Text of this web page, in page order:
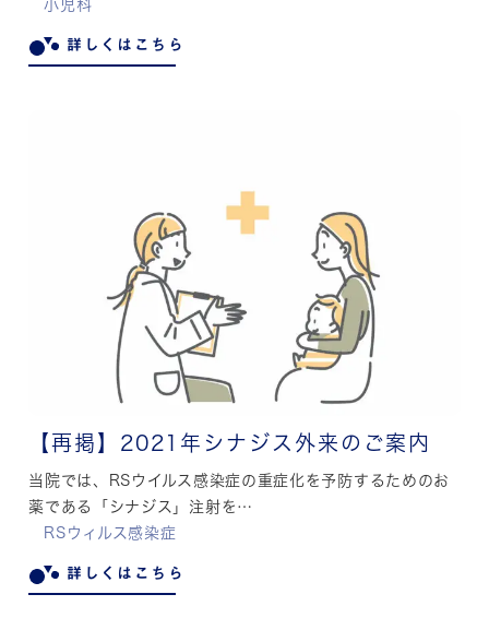
小児科
詳しくはこちら
【再掲】2021年シナジス外来のご案内
当院では、RSウイルス感染症の重症化を予防するためのお
薬である「シナジス」注射を…
RSウィルス感染症
詳しくはこちら